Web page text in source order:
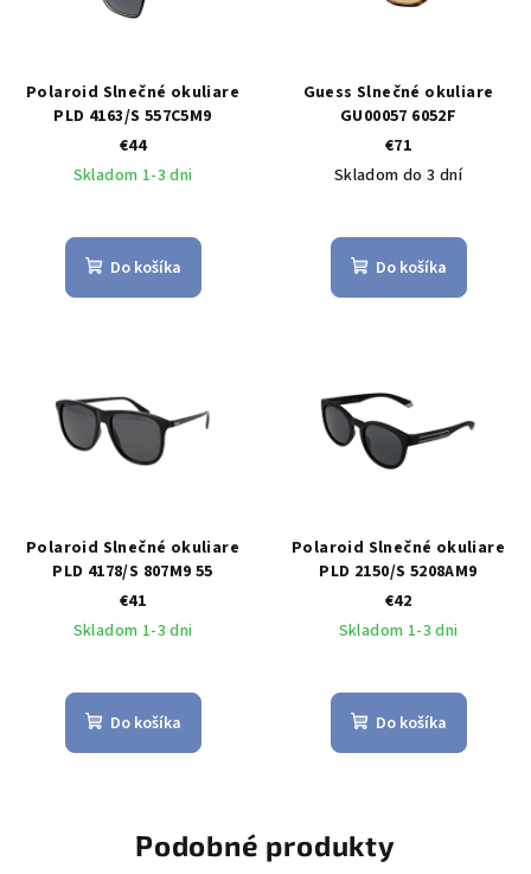
Polaroid Slnečné okuliare
PLD 4163/S 557C5M9
€44
Skladom 1-3 dni
Do košíka
Guess Slnečné okuliare
GU00057 6052F
€71
Skladom do 3 dní
Do košíka
Polaroid Slnečné okuliare
PLD 4178/S 807M9 55
€41
Skladom 1-3 dni
Do košíka
Polaroid Slnečné okuliare
PLD 2150/S 5208AM9
€42
Skladom 1-3 dni
Do košíka
Podobné produkty